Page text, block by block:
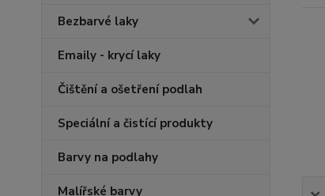
Bezbarvé laky
Emaily - krycí laky
Čištění a ošetření podlah
Speciální a čistící produkty
Barvy na podlahy
Malířské barvy